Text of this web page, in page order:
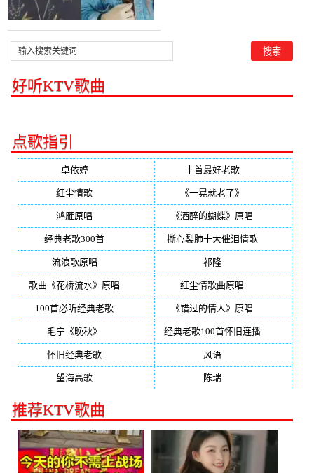
好听KTV歌曲
点歌指引
卓依婷(350) 十首最好老歌(300)
红尘情歌 《一晃就老了》
鸿雁原唱 《酒醉的蝴蝶》原唱
经典老歌300首 撕心裂肺十大催泪情歌(195)
流浪歌原唱 祁隆(188)
歌曲《花桥流水》原唱 红尘情歌曲原唱
100首必听经典老歌 《错过的情人》原唱
毛宁《晚秋》 经典老歌100首怀旧连播(134)
怀旧经典老歌 风语(132)
望海高歌 陈瑞(128)
推荐KTV歌曲